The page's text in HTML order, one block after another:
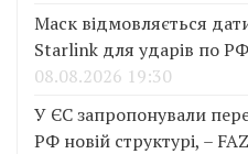
Маск відмовляється
Starlink для ударів по
08.08.2026 19:30
У ЄС запропонували
РФ новій структурі, – FAZ